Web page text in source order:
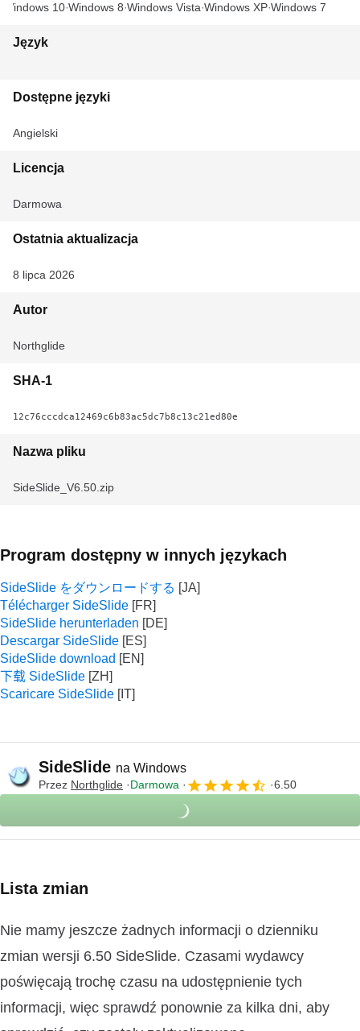
Windows 10 Windows 8 Windows Vista Windows XP Windows 7
Język
Dostępne języki
Angielski
Licencja
Darmowa
Ostatnia aktualizacja
8 lipca 2026
Autor
Northglide
SHA-1
12c76cccdca12469c6b83ac5dc7b8c13c21ed80e
Nazwa pliku
SideSlide_V6.50.zip
Program dostępny w innych językach
SideSlide をダウンロードする
Télécharger SideSlide
SideSlide herunterladen
Descargar SideSlide
SideSlide download
下载 SideSlide
Scaricare SideSlide
SideSlide na Windows
Przez Northglide Darmowa 6.50
Lista zmian
Nie mamy jeszcze żadnych informacji o dzienniku
zmian wersji 6.50 SideSlide. Czasami wydawcy
poświęcają trochę czasu na udostępnienie tych
informacji, więc sprawdź ponownie za kilka dni, aby